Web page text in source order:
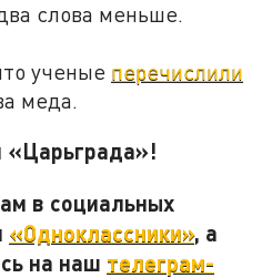
слова меньше.
ученые перечислили
меда.
«Царьграда»!
в социальных
«Одноклассники», а
на наш телеграм-